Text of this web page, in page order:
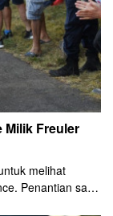
Milik Freuler
melihat
Penantian satu